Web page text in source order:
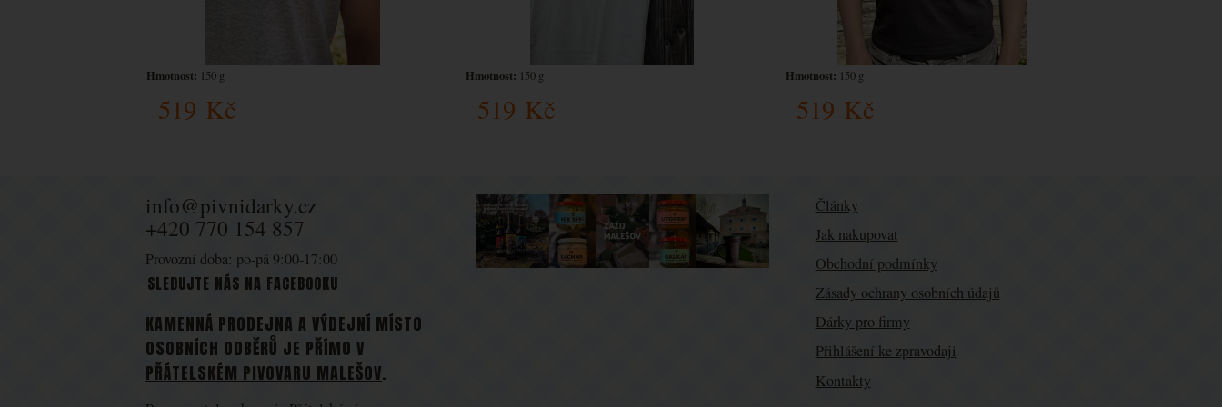
519 Kč
Hmotnost: 150 g
519 Kč
Hmotnost: 150 g
519 Kč
Hmotnost: 150 g
info@pivnidarky.cz
+420 770 154 857
Provozní doba: po-pá 9:00-17:00
SLEDUJTE NÁS NA FACEBOOKU
KAMENNÁ PRODEJNA A VÝDEJNÍ MÍSTO
OSOBNÍCH ODBĚRŮ JE PŘÍMO V
PŘÁTELSKÉM PIVOVARU MALEŠOV.
Články
Jak nakupovat
Obchodní podmínky
Zásady ochrany osobních údajů
Dárky pro firmy
Přihlášení ke zpravodaji
Kontakty